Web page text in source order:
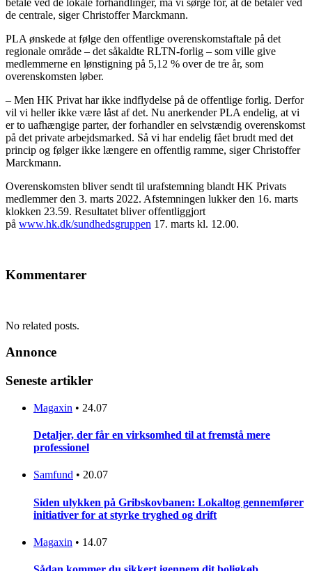
betale ved de lokale forhandlinger, må vi sørge for, at de betaler ved
de centrale, siger Christoffer Marckmann.
PLA ønskede at følge den offentlige overenskomstaftale på det
regionale område – det såkaldte RLTN-forlig – som ville give
medlemmerne en lønstigning på 5,12 % over de tre år, som
overenskomsten løber.
– Men HK Privat har ikke indflydelse på de offentlige forlig. Derfor
vil vi heller ikke være låst af det. Nu anerkender PLA endelig, at vi
er to uafhængige parter, der forhandler en selvstændig overenskomst
på det private arbejdsmarked. Så vi har endelig fået brudt med det
princip og følger ikke længere en offentlig ramme, siger Christoffer
Marckmann.
Overenskomsten bliver sendt til urafstemning blandt HK Privats
medlemmer den 3. marts 2022. Afstemningen lukker den 16. marts
klokken 23.59. Resultatet bliver offentliggjort
på www.hk.dk/sundhedsgruppen 17. marts kl. 12.00.
Kommentarer
No related posts.
Annonce
Seneste artikler
Magaxin • 24.07
Detaljer, der får en virksomhed til at fremstå mere
professionel
Samfund • 20.07
Siden ulykken på Gribskovbanen: Lokaltog gennemfører
initiativer for at styrke tryghed og drift
Magaxin • 14.07